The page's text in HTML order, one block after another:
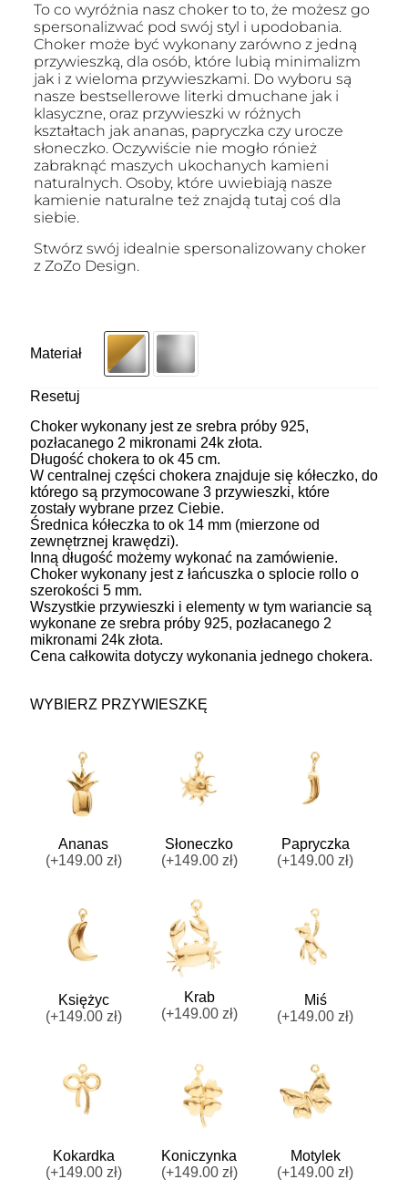
To co wyróżnia nasz choker to to, że możesz go
spersonalizwać pod swój styl i upodobania.
Choker może być wykonany zarówno z jedną
przywieszką, dla osób, które lubią minimalizm
jak i z wieloma przywieszkami. Do wyboru są
nasze bestsellerowe literki dmuchane jak i
klasyczne, oraz przywieszki w różnych
kształtach jak ananas, papryczka czy urocze
słoneczko. Oczywiście nie mogło rónież
zabraknąć maszych ukochanych kamieni
naturalnych. Osoby, które uwiebiają nasze
kamienie naturalne też znajdą tutaj coś dla
siebie.
Stwórz swój idealnie spersonalizowany choker
z ZoZo Design.
Materiał
Resetuj
Choker wykonany jest ze srebra próby 925,
pozłacanego 2 mikronami 24k złota.
Długość chokera to ok 45 cm.
W centralnej części chokera znajduje się kółeczko, do
którego są przymocowane 3 przywieszki, które
zostały wybrane przez Ciebie.
Średnica kółeczka to ok 14 mm (mierzone od
zewnętrznej krawędzi).
Inną długość możemy wykonać na zamówienie.
Choker wykonany jest z łańcuszka o splocie rollo o
szerokości 5 mm.
Wszystkie przywieszki i elementy w tym wariancie są
wykonane ze srebra próby 925, pozłacanego 2
mikronami 24k złota.
Cena całkowita dotyczy wykonania jednego chokera.
WYBIERZ PRZYWIESZKĘ
Ananas
(+149.00 zł)
Słoneczko
(+149.00 zł)
Papryczka
(+149.00 zł)
Księżyc
(+149.00 zł)
Krab
(+149.00 zł)
Miś
(+149.00 zł)
Kokardka
(+149.00 zł)
Koniczynka
(+149.00 zł)
Motylek
(+149.00 zł)